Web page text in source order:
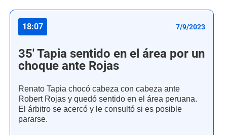
18:07 7/9/2023
35' Tapia sentido en el área por un
choque ante Rojas
Renato Tapia chocó cabeza con cabeza ante
Robert Rojas y quedó sentido en el área peruana.
El árbitro se acercó y le consultó si es posible
pararse.